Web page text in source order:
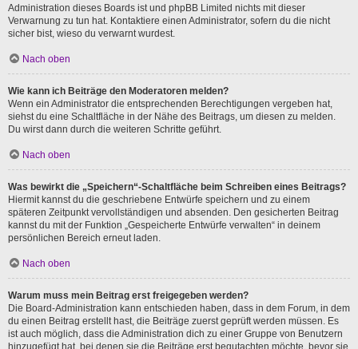
Administration dieses Boards ist und phpBB Limited nichts mit dieser
Verwarnung zu tun hat. Kontaktiere einen Administrator, sofern du die nicht
sicher bist, wieso du verwarnt wurdest.
Nach oben
Wie kann ich Beiträge den Moderatoren melden?
Wenn ein Administrator die entsprechenden Berechtigungen vergeben hat,
siehst du eine Schaltfläche in der Nähe des Beitrags, um diesen zu melden.
Du wirst dann durch die weiteren Schritte geführt.
Nach oben
Was bewirkt die „Speichern“-Schaltfläche beim Schreiben eines Beitrags?
Hiermit kannst du die geschriebene Entwürfe speichern und zu einem
späteren Zeitpunkt vervollständigen und absenden. Den gesicherten Beitrag
kannst du mit der Funktion „Gespeicherte Entwürfe verwalten“ in deinem
persönlichen Bereich erneut laden.
Nach oben
Warum muss mein Beitrag erst freigegeben werden?
Die Board-Administration kann entschieden haben, dass in dem Forum, in dem
du einen Beitrag erstellt hast, die Beiträge zuerst geprüft werden müssen. Es
ist auch möglich, dass die Administration dich zu einer Gruppe von Benutzern
hinzugefügt hat, bei denen sie die Beiträge erst begutachten möchte, bevor sie